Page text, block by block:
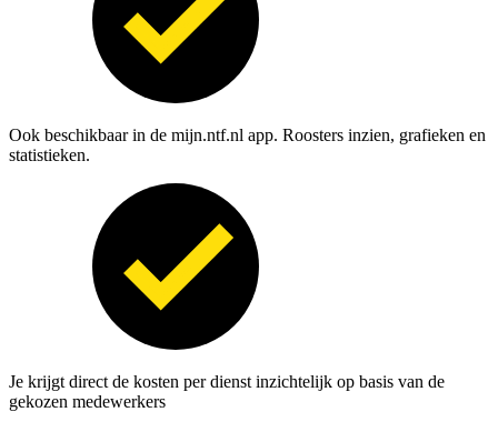
Ook beschikbaar in de mijn.ntf.nl app. Roosters inzien, grafieken en
statistieken.
Je krijgt direct de kosten per dienst inzichtelijk op basis van de
gekozen medewerkers